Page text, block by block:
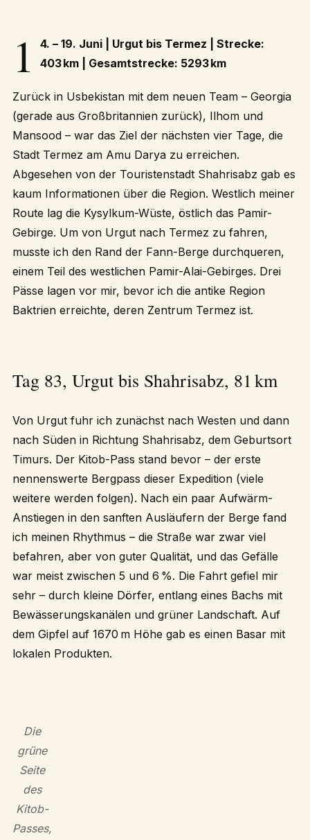
1
4. – 19. Juni | Urgut bis Termez | Strecke:
403 km | Gesamtstrecke: 5293 km
Zurück in Usbekistan mit dem neuen Team – Georgia
(gerade aus Großbritannien zurück), Ilhom und
Mansood – war das Ziel der nächsten vier Tage, die
Stadt Termez am Amu Darya zu erreichen.
Abgesehen von der Touristenstadt Shahrisabz gab es
kaum Informationen über die Region. Westlich meiner
Route lag die Kysylkum-Wüste, östlich das Pamir-
Gebirge. Um von Urgut nach Termez zu fahren,
musste ich den Rand der Fann-Berge durchqueren,
einem Teil des westlichen Pamir-Alai-Gebirges. Drei
Pässe lagen vor mir, bevor ich die antike Region
Baktrien erreichte, deren Zentrum Termez ist.
Tag 83, Urgut bis Shahrisabz, 81 km
Von Urgut fuhr ich zunächst nach Westen und dann
nach Süden in Richtung Shahrisabz, dem Geburtsort
Timurs. Der Kitob-Pass stand bevor – der erste
nennenswerte Bergpass dieser Expedition (viele
weitere werden folgen). Nach ein paar Aufwärm-
Anstiegen in den sanften Ausläufern der Berge fand
ich meinen Rhythmus – die Straße war zwar viel
befahren, aber von guter Qualität, und das Gefälle
war meist zwischen 5 und 6 %. Die Fahrt gefiel mir
sehr – durch kleine Dörfer, entlang eines Bachs mit
Bewässerungskanälen und grüner Landschaft. Auf
dem Gipfel auf 1670 m Höhe gab es einen Basar mit
lokalen Produkten.
Die
grüne
Seite
des
Kitob-
Passes,